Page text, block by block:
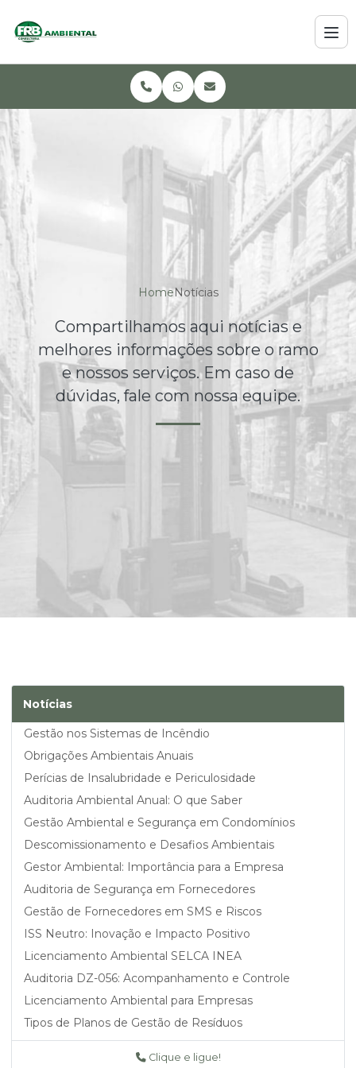
HomeNotícias
Compartilhamos aqui notícias e
melhores informações sobre o ramo
e nossos serviços. Em caso de
dúvidas, fale com nossa equipe.
Notícias
Gestão nos Sistemas de Incêndio
Obrigações Ambientais Anuais
Perícias de Insalubridade e Periculosidade
Auditoria Ambiental Anual: O que Saber
Gestão Ambiental e Segurança em Condomínios
Descomissionamento e Desafios Ambientais
Gestor Ambiental: Importância para a Empresa
Auditoria de Segurança em Fornecedores
Gestão de Fornecedores em SMS e Riscos
ISS Neutro: Inovação e Impacto Positivo
Licenciamento Ambiental SELCA INEA
Auditoria DZ-056: Acompanhamento e Controle
Licenciamento Ambiental para Empresas
Tipos de Planos de Gestão de Resíduos
Perícia e Assistência Técnica Ambiental
Clique e ligue!